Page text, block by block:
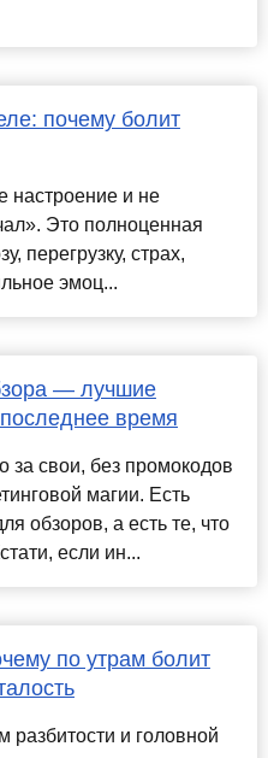
почему болит
настроение и не
Это полноценная
перегрузку, страх,
эмоц...
— лучшие
время
за свои, без промокодов
магии. Есть
обзоров, а есть те, что
если ин...
по утрам болит
и головной